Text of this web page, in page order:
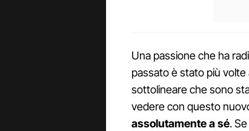
Una passione che ha
passato è stato più
sottolineare che sono
vedere con questo
assolutamente a sé.